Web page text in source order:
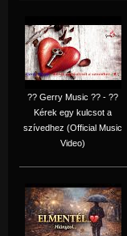
?? Gerry Music ?? - ??
Kérek egy kulcsot a
szívedhez (Official Music
Video)